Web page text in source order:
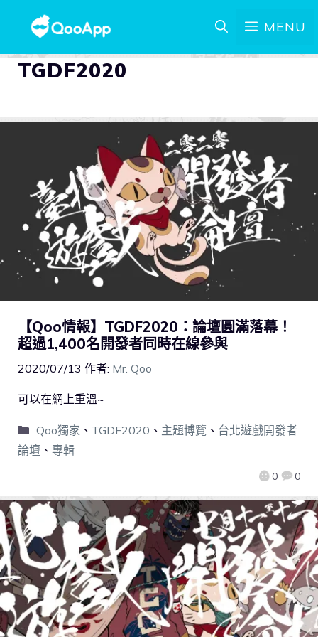
MENU
TGDF2020
【Qoo情報】TGDF2020：論壇圓滿落幕！
超過1,400名開發者同時在線參與
2020/07/13 作者: Mr. Qoo
0 0
可以在網上重溫~
Qoo獨家 、 TGDF2020 、 主題博覽 、 台北遊戲開發者
論壇 、 專輯